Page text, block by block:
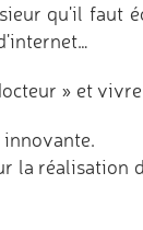
qu'il faut
» et
innovante.
la réalisation